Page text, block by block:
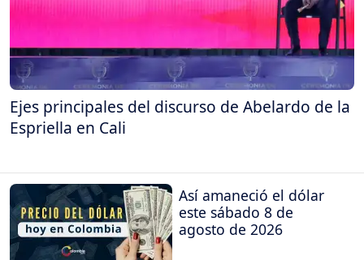
Ejes principales del discurso de Abelardo de la
Espriella en Cali
Así amaneció el dólar
este sábado 8 de
agosto de 2026